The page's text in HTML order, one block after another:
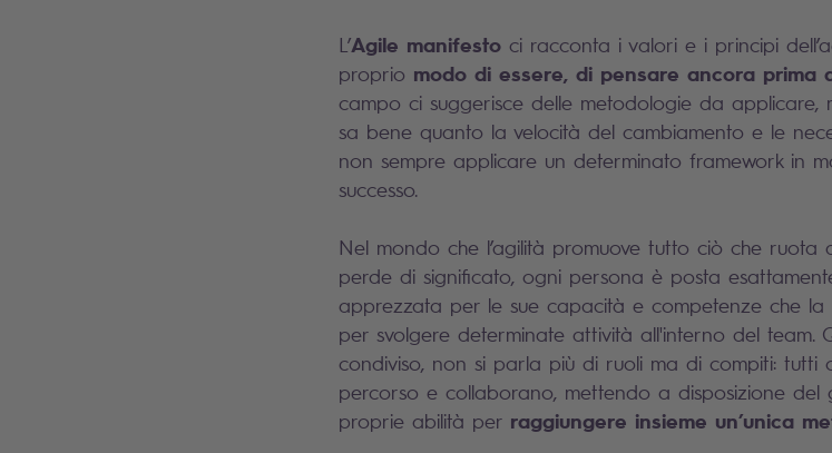
L’Agile manifesto ci racconta i valori e i principi
proprio modo di essere, di pensare ancora prima
campo ci suggerisce delle metodologie da applicare,
sa bene quanto la velocità del cambiamento e le
non sempre applicare un determinato framework in
successo.
Nel mondo che l’agilità promuove tutto ciò che
perde di significato, ogni persona è posta
apprezzata per le sue capacità e competenze che
per svolgere determinate attività all'interno del team.
condiviso, non si parla più di ruoli ma di compiti: tutti
percorso e collaborano, mettendo a disposizione
proprie abilità per raggiungere insieme un’unica